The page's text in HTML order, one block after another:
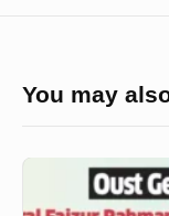
You may
Bangladesh